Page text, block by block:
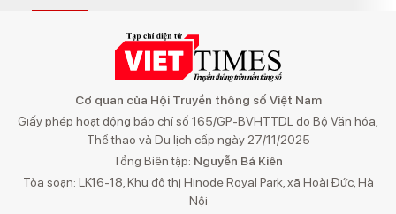
Cơ quan của Hội Truyền thông số Việt Nam
Giấy phép hoạt động báo chí số 165/GP-BVHTTDL do Bộ Văn hóa,
Thể thao và Du lịch cấp ngày 27/11/2025
Tổng Biên tập: Nguyễn Bá Kiên
Tòa soạn: LK16-18, Khu đô thị Hinode Royal Park, xã Hoài Đức, Hà
Nội